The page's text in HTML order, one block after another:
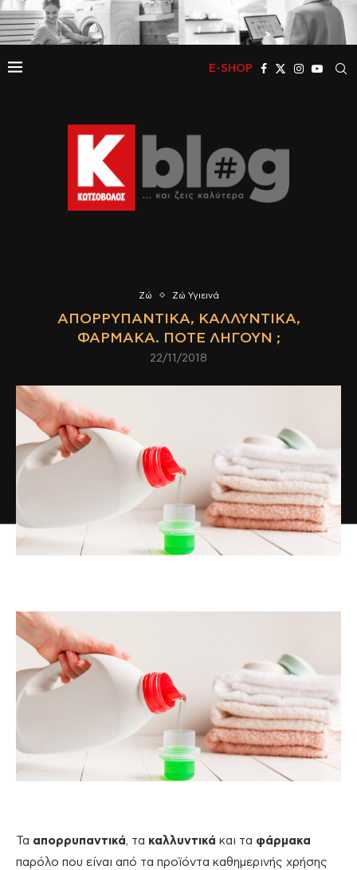
E-SHOP
Ζώ Ζώ Υγιεινά
ΑΠΟΡΡΥΠΑΝΤΙΚΆ, ΚΑΛΛΥΝΤΙΚΆ,
ΦΆΡΜΑΚΑ. ΠΌΤΕ ΛΉΓΟΥΝ ;
22/11/2018
Τα απορρυπαντικά, τα καλλυντικά και τα φάρμακα
παρόλο που είναι από τα προϊόντα καθημερινής χρήσης